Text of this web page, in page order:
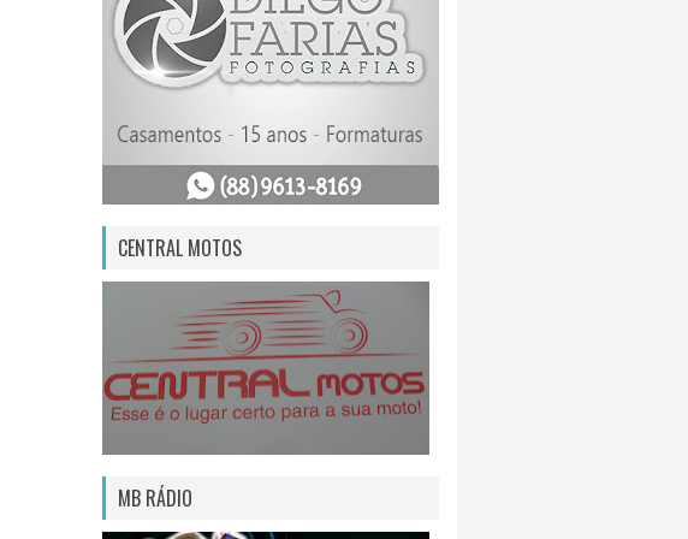
CENTRAL MOTOS
MB RÁDIO